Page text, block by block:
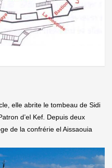
elle abrite le tombeau de Sidi
d’el Kef. Depuis deux
de la confrérie el Aissaouia